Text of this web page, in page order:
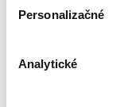
Personalizačné
Analytické
Prečítate na
Smartfón